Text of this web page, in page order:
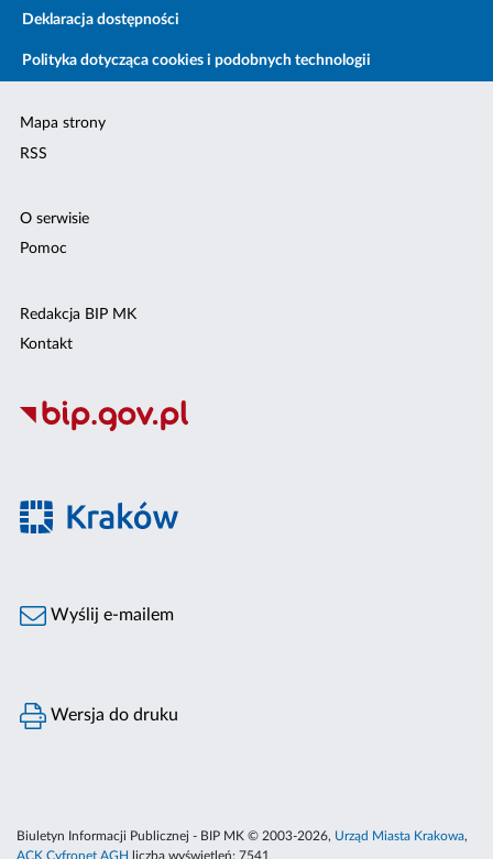
Deklaracja dostępności
Polityka dotycząca cookies i podobnych technologii
Mapa strony
RSS
O serwisie
Pomoc
Redakcja BIP MK
Kontakt
Wyślij e-mailem
Wersja do druku
Biuletyn Informacji Publicznej - BIP MK © 2003-2026, Urząd Miasta Krakowa,
ACK Cyfronet AGH
liczba wyświetleń: 7541